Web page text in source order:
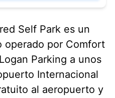
Self Park es un
operado por Comfort
Parking a unos
Internacional
al aeropuerto y